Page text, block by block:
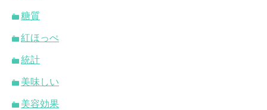
糖質
紅ほっぺ
統計
美味しい
美容効果